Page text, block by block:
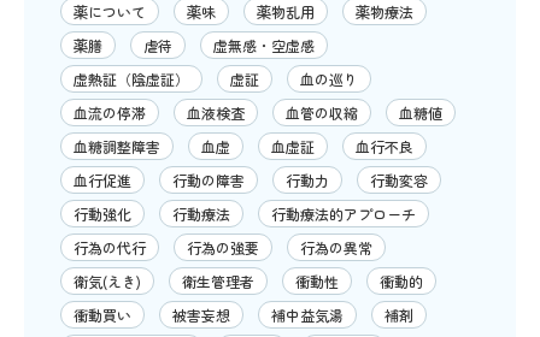
薬について
薬味 薬物乱用
薬物療法
薬膳
虐待
虚無感・空虚感
虚熱証（陰虚証）
虚証
血の巡り
血流の停滞
血液検査 血管の収縮
血糖値
血糖調整障害
血虚 血虚証
血行不良
血行促進
行動の障害 行動力
行動変容
行動強化
行動療法
行動療法的アプローチ
行為の代行
行為の強要
行為の異常
衛気(えき)
衛生管理者 衝動性
衝動的
衝動買い
被害妄想 補中益気湯
補剤